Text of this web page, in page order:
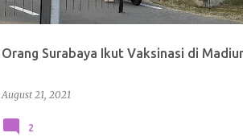
Orang Surabaya Ikut Vaksinasi di
August 21, 2021
2